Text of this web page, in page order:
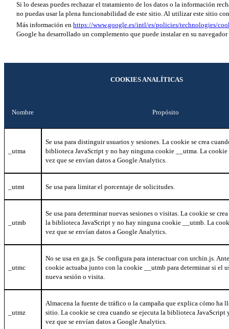
Si lo deseas puedes rechazar el tratamiento de los datos o la información
no puedas usar la plena funcionabilidad de este sitio. Al utilizar este sitio
Más información enhttps://www.google.es/intl/es/policies/technologies/
Google ha desarrollado un complemento que puede instalar en su
COOKIES ANALÍTICAS
Nombre Propósito
_utma
Se usa para distinguir usuarios y sesiones. La cookie se crea
biblioteca JavaScript y no hay ninguna cookie __utma. La cookie
vez que se envían datos a Google Analytics.
_utmt Se usa para limitar el porcentaje de solicitudes.
_utmb
Se usa para determinar nuevas sesiones o visitas. La cookie se
la biblioteca JavaScript y no hay ninguna cookie __utmb. La
vez que se envían datos a Google Analytics.
_utmc
No se usa en ga.js. Se configura para interactuar con urchin.js.
cookie actuaba junto con la cookie
__utmb para determinar si el
nueva sesión o visita.
_utmz
Almacena la fuente de tráfico o la campaña que explica cómo ha
sitio. La cookie se crea cuando se ejecuta la biblioteca JavaScript
vez que se envían datos a Google Analytics.